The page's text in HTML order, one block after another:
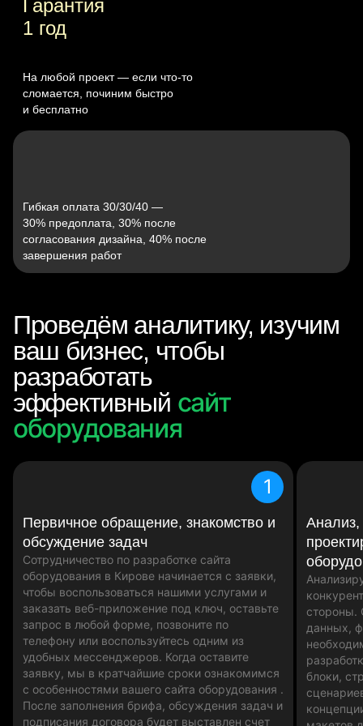
Гарантия
1 год
На любой проект — если что‑то
сломается, починим быстро
и бесплатно
Гибкая оплата 30/30/40 —
30% предоплата, 30% после
согласования дизайна, 40% после
завершения работ
Проведём аналитику, изучим
ваш бизнес, чтобы
разработать
эффективный сайт
оборудования
1
Первичное обращение, знакомство и
обсуждение задач
Сотрудничество по разработке сайта
оборудования в Кирове начинается с заявки,
чтобы воспользоваться нашими услугами и
заказать веб-приложение под ключ, оставьте
запрос в любой форме, позвоните по
телефону или воспользуйтесь одним из
удобных мессенджеров. Когда оставите
заявку, мы в кратчайшие сроки ознакомимся
с особенностями вашего сайта оборудования .
После заполнения брифа, обсуждения задач и
подписания договора будет выставлен счет
стороны.
данных,
блоки,